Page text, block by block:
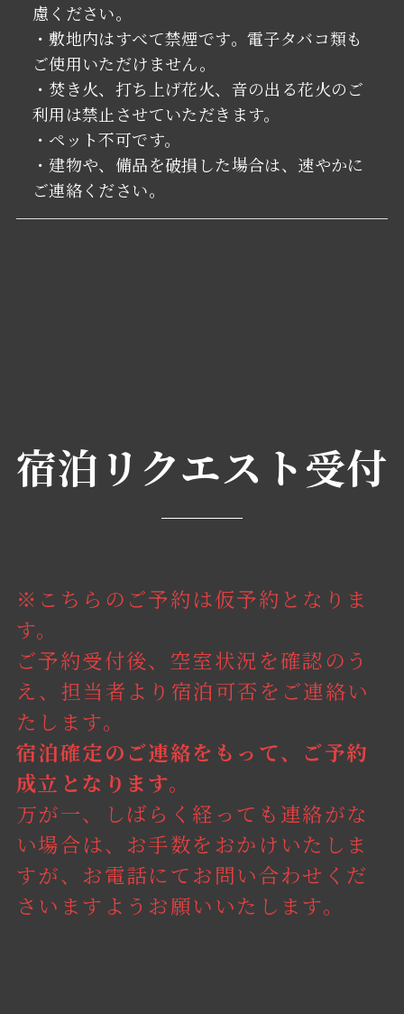
慮ください。
・敷地内はすべて禁煙です。電子タバコ類も
ご使用いただけません。
・焚き火、打ち上げ花火、音の出る花火のご
利用は禁止させていただきます。
・ペット不可です。
・建物や、備品を破損した場合は、速やかに
ご連絡ください。
宿泊リクエスト受付
※こちらのご予約は仮予約となりま
す。
ご予約受付後、空室状況を確認のう
え、担当者より宿泊可否をご連絡い
たします。
宿泊確定のご連絡をもって、ご予約
成立となります。
万が一、しばらく経っても連絡がな
い場合は、お手数をおかけいたしま
すが、お電話にてお問い合わせくだ
さいますようお願いいたします。